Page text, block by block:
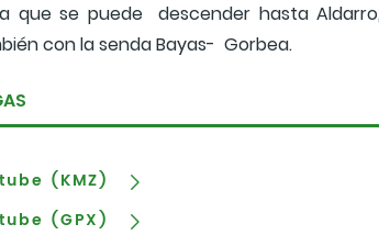
que se puede descender hasta
con la senda Bayas- Gorbea.
(KMZ)
(GPX)